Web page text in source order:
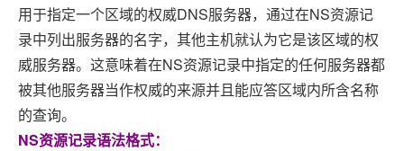
用于指定一个区域的权威DNS服务器，通过在NS资源记
录中列出服务器的名字，其他主机就认为它是该区域的权
威服务器。这意味着在NS资源记录中指定的任何服务器都
被其他服务器当作权威的来源并且能应答区域内所含名称
的查询。
NS资源记录语法格式：